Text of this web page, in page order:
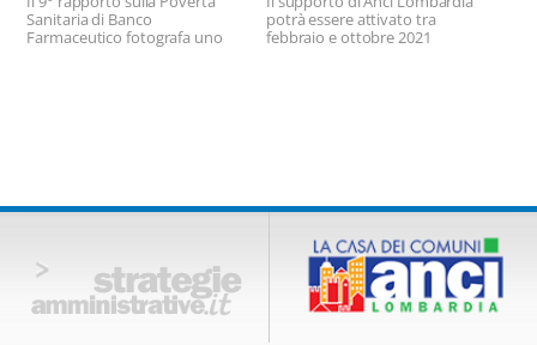
Sanitaria di Banco
Farmaceutico fotografa uno
culturale
potrà essere attivato tra
febbraio e ottobre 2021